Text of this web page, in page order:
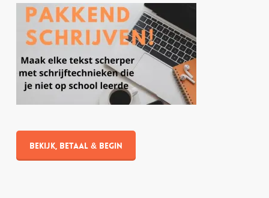
Bekijk, betaal & begin